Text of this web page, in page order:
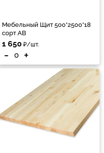
Мебельный Щит 500*2500*18
сорт АВ
1 650 ₽/шт.
- +